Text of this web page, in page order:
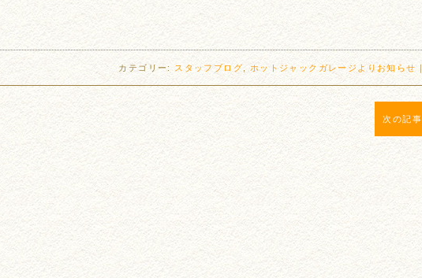
カテゴリー: スタッフブログ ホットジャックガレージよりお知らせ ｜
次の記事